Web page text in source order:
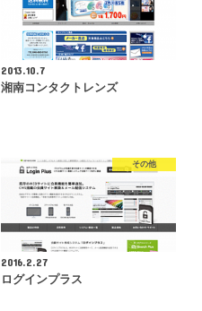
2013.10.7
湘南コンタクトレンズ
その他
2016.2.27
ログインプラス